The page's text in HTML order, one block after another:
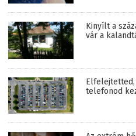
Kinyílt a
vár a
telefonod